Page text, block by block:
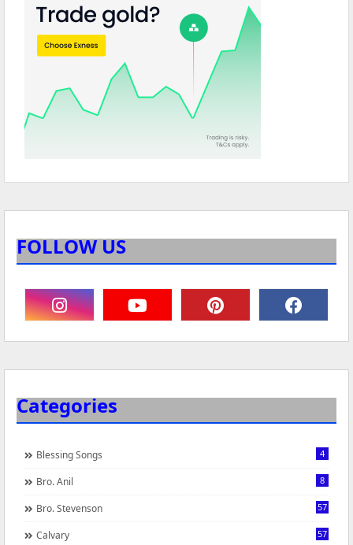
FOLLOW US
Categories
Blessing Songs 4
Bro. Anil 8
Bro. Stevenson 57
Calvary 57